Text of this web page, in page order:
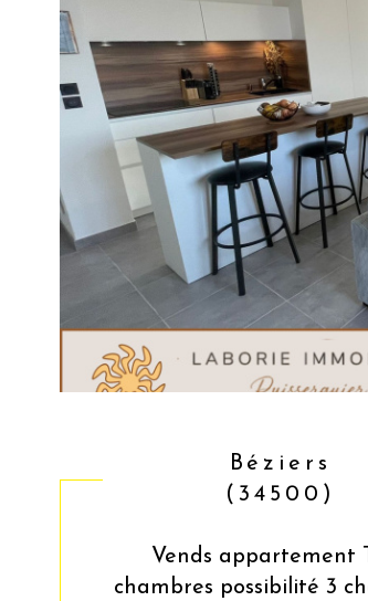
Béziers
(34500)
Vends appartement
chambres possibilité 3